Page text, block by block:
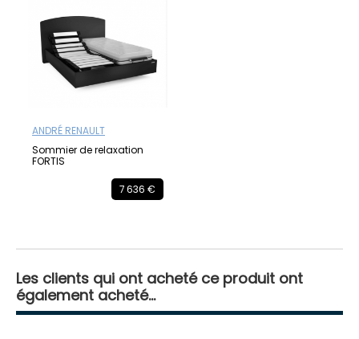
ANDRÉ RENAULT
Sommier de relaxation
FORTIS
7 636 €
Les clients qui ont acheté ce produit ont
également acheté...